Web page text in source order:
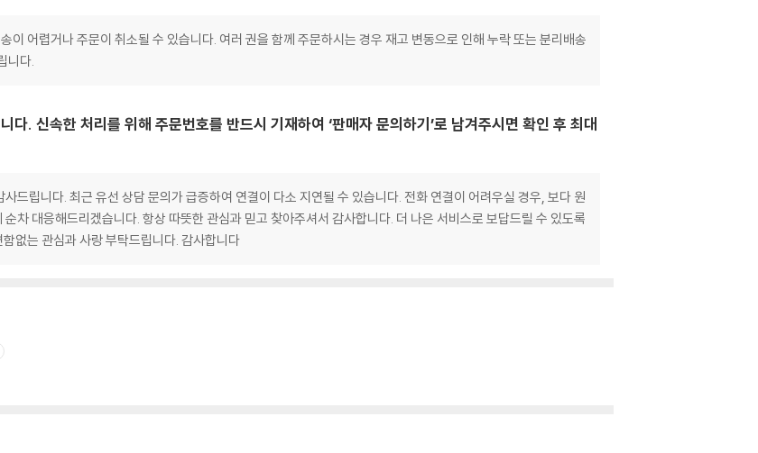
이 어렵거나 주문이 취소될 수 있습니다. 여러 권을 함께 주문하시는 경우 재고 변동으로 인해 누락 또는 분리배송
니다.
. 신속한 처리를 위해 주문번호를 반드시 기재하여 ‘판매자 문의하기’로 남겨주시면 확인 후 최대
드립니다. 최근 유선 상담 문의가 급증하여 연결이 다소 지연될 수 있습니다. 전화 연결이 어려우실 경우, 보다 원
차 대응해드리겠습니다. 항상 따뜻한 관심과 믿고 찾아주셔서 감사합니다. 더 나은 서비스로 보답드릴 수 있도록
없는 관심과 사랑 부탁드립니다. 감사합니다